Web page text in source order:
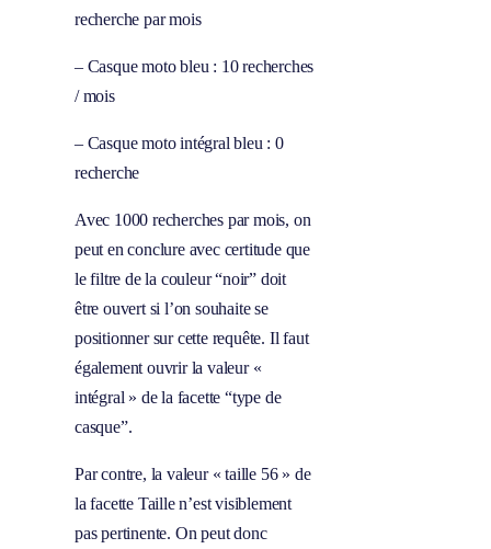
recherche par mois
– Casque moto bleu : 10 recherches
/ mois
– Casque moto intégral bleu : 0
recherche
Avec 1000 recherches par mois, on
peut en conclure avec certitude que
le filtre de la couleur “noir” doit
être ouvert si l’on souhaite se
positionner sur cette requête. Il faut
également ouvrir la valeur «
intégral » de la facette “type de
casque”.
Par contre, la valeur « taille 56 » de
la facette Taille n’est visiblement
pas pertinente. On peut donc